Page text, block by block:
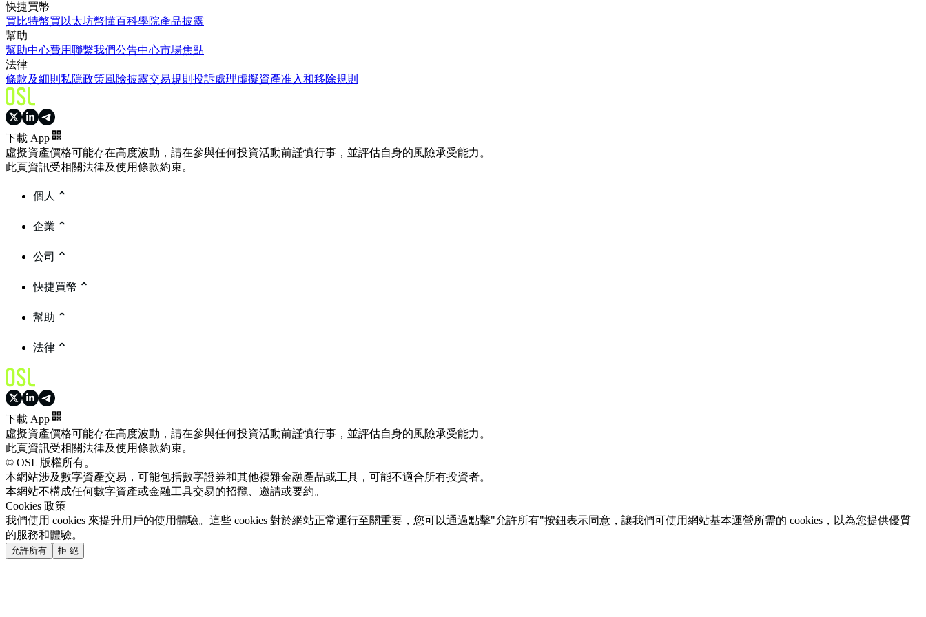
快捷買幣
買比特幣買以太坊幣懂百科學院產品披露
幫助
幫助中心費用聯繫我們公告中心市場焦點
法律
條款及細則 私隱政策風險披露交易規則 投訴處理虛擬資產准入和移除規則
下載 App
虛擬資產價格可能存在高度波動，請在參與任何投資活動前謹慎行事，並評估自身的風險承受能力。
此頁資訊受相關法律及使用條款約束。
個人
企業
公司
快捷買幣
幫助
法律
下載 App
虛擬資產價格可能存在高度波動，請在參與任何投資活動前謹慎行事，並評估自身的風險承受能力。
此頁資訊受相關法律及使用條款約束。
© OSL 版權所有。
本網站涉及數字資產交易，可能包括數字證券和其他複雜金融產品或工具，可能不適合所有投資者。
本網站不構成任何數字資產或金融工具交易的招攬、邀請或要約。
Cookies 政策
我們使用 cookies 來提升用戶的使用體驗。這些 cookies 對於網站正常運行至關重要，您可以通過點擊"允許所有"按鈕表示同意，讓我們可使用網站基本運營所需的 cookies，以為您提供優質
的服務和體驗。
允許所有 拒 絕